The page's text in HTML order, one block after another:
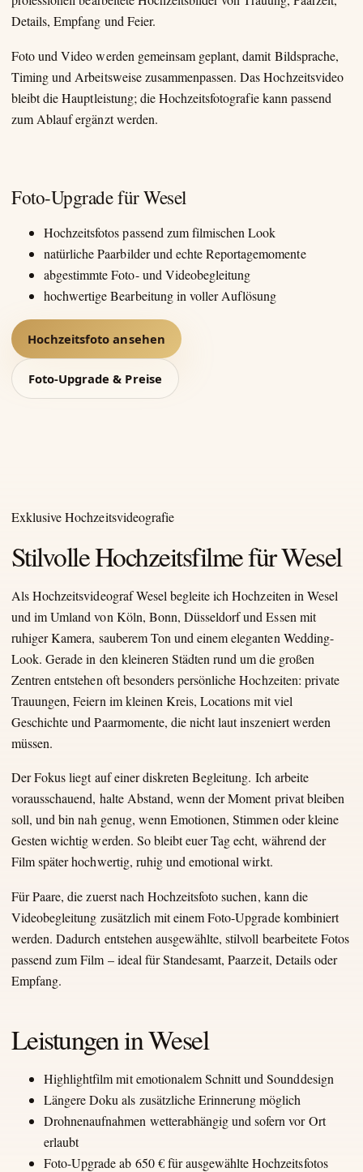
Details, Empfang und Feier.
Foto und Video werden gemeinsam geplant, damit Bildsprache,
Timing und Arbeitsweise zusammenpassen. Das Hochzeitsvideo
bleibt die Hauptleistung; die Hochzeitsfotografie kann passend
zum Ablauf ergänzt werden.
Foto-Upgrade für Wesel
Hochzeitsfotos passend zum filmischen Look
natürliche Paarbilder und echte Reportagemomente
abgestimmte Foto- und Videobegleitung
hochwertige Bearbeitung in voller Auflösung
Hochzeitsfoto ansehen
Foto-Upgrade & Preise
Exklusive Hochzeitsvideografie
Stilvolle Hochzeitsfilme für Wesel
Als Hochzeitsvideograf Wesel begleite ich Hochzeiten in Wesel
und im Umland von Köln, Bonn, Düsseldorf und Essen mit
ruhiger Kamera, sauberem Ton und einem eleganten Wedding-
Look. Gerade in den kleineren Städten rund um die großen
Zentren entstehen oft besonders persönliche Hochzeiten: private
Trauungen, Feiern im kleinen Kreis, Locations mit viel
Geschichte und Paarmomente, die nicht laut inszeniert werden
müssen.
Der Fokus liegt auf einer diskreten Begleitung. Ich arbeite
vorausschauend, halte Abstand, wenn der Moment privat bleiben
soll, und bin nah genug, wenn Emotionen, Stimmen oder kleine
Gesten wichtig werden. So bleibt euer Tag echt, während der
Film später hochwertig, ruhig und emotional wirkt.
Für Paare, die zuerst nach Hochzeitsfoto suchen, kann die
Videobegleitung zusätzlich mit einem Foto-Upgrade kombiniert
werden. Dadurch entstehen ausgewählte, stilvoll bearbeitete Fotos
passend zum Film – ideal für Standesamt, Paarzeit, Details oder
Empfang.
Leistungen in Wesel
Highlightfilm mit emotionalem Schnitt und Sounddesign
Längere Doku als zusätzliche Erinnerung möglich
Drohnenaufnahmen wetterabhängig und sofern vor Ort
erlaubt
Foto-Upgrade ab 650 € für ausgewählte Hochzeitsfotos